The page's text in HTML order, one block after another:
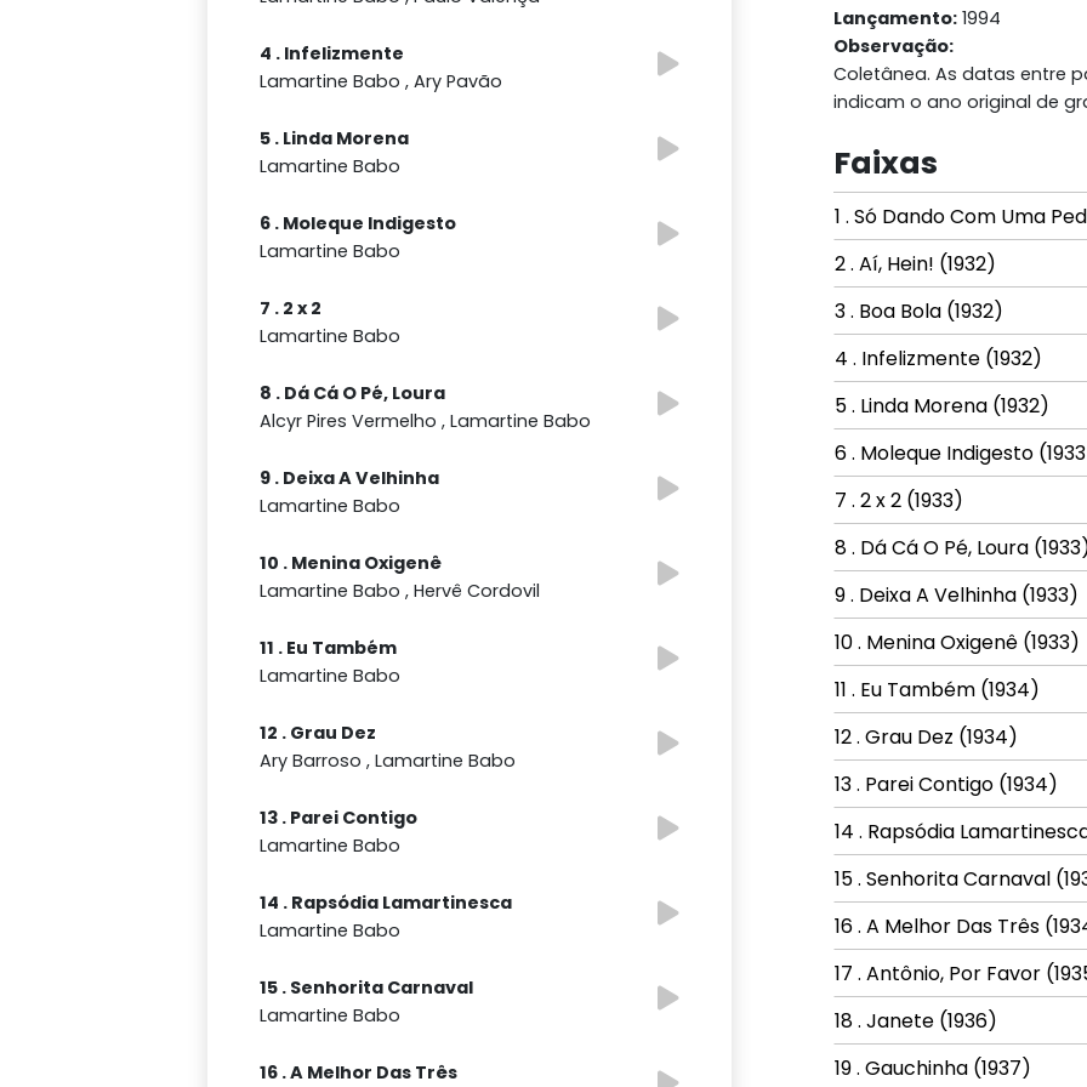
4 . Infelizmente
Lamartine Babo , Ary Pavão
5 . Linda Morena
Lamartine Babo
6 . Moleque Indigesto
Lamartine Babo
7 . 2 x 2
Lamartine Babo
8 . Dá Cá O Pé, Loura
Alcyr Pires Vermelho , Lamartine Babo
9 . Deixa A Velhinha
Lamartine Babo
10 . Menina Oxigenê
Lamartine Babo , Hervê Cordovil
11 . Eu Também
Lamartine Babo
12 . Grau Dez
Ary Barroso , Lamartine Babo
13 . Parei Contigo
Lamartine Babo
14 . Rapsódia Lamartinesca
Lamartine Babo
15 . Senhorita Carnaval
Lamartine Babo
16 . A Melhor Das Três
Lançamento: 1994
Observação:
Coletânea. As datas entre
indicam o ano original de
Faixas
1 . Só Dando Com Uma
2 . Aí, Hein! (1932)
3 . Boa Bola (1932)
4 . Infelizmente (1932)
5 . Linda Morena (1932)
6 . Moleque Indigesto
7 . 2 x 2 (1933)
8 . Dá Cá O Pé, Loura
9 . Deixa A Velhinha (1933)
10 . Menina Oxigenê (1933)
11 . Eu Também (1934)
12 . Grau Dez (1934)
13 . Parei Contigo (1934)
14 . Rapsódia
15 . Senhorita Carnaval
16 . A Melhor Das Três
17 . Antônio, Por Favor
18 . Janete (1936)
19 . Gauchinha (1937)